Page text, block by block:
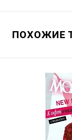
ПОХОЖИЕ